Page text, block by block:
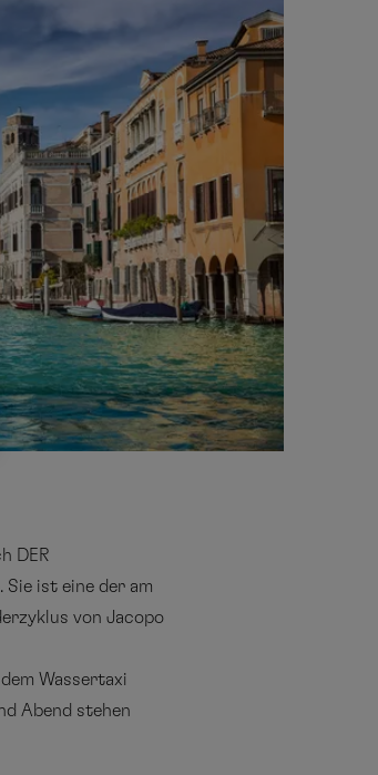
DER
ist eine der am
von Jacopo
Wassertaxi
Abend stehen